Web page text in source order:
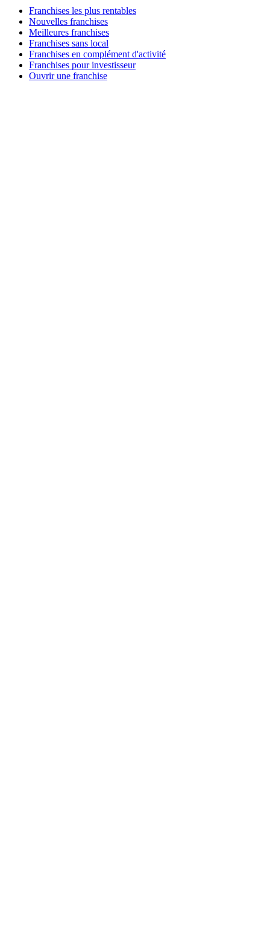
Franchises les plus rentables
Nouvelles franchises
Meilleures franchises
Franchises sans local
Franchises en complément d'activité
Franchises pour investisseur
Ouvrir une franchise